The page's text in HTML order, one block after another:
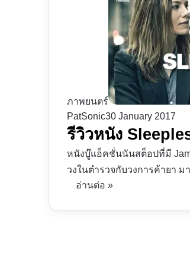
ภาพยนตร์
PatSonic30 January 2017
รีวิวหนัง
หนังบู๊แอ็คชั่นนันสต็อปที่มี
วงในตำรวจกับวงการค้ายา
อ่านต่อ »